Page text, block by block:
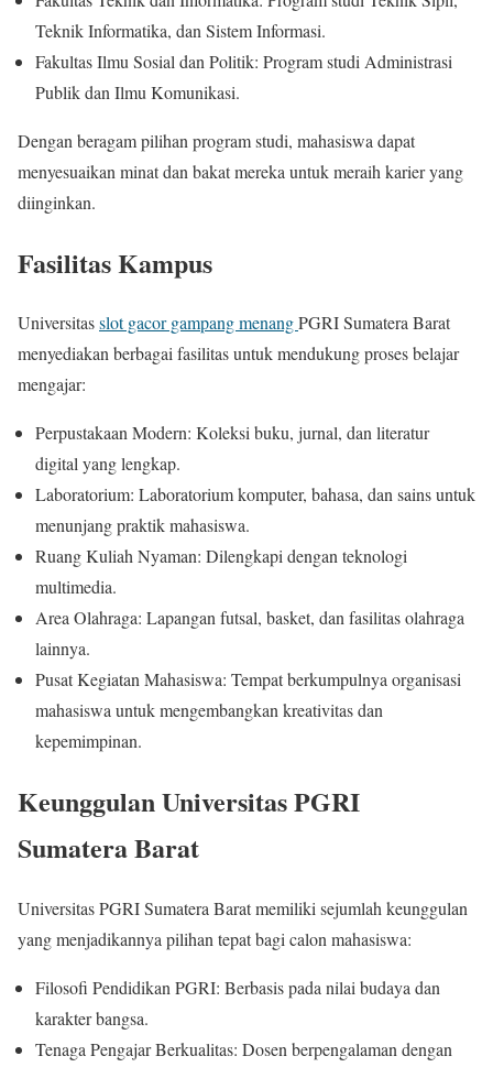
Teknik Informatika, dan Sistem Informasi.
Fakultas Ilmu Sosial dan Politik: Program studi Administrasi
Publik dan Ilmu Komunikasi.
Dengan beragam pilihan program studi, mahasiswa dapat
menyesuaikan minat dan bakat mereka untuk meraih karier yang
diinginkan.
Fasilitas Kampus
Universitasslot gacor gampang menangPGRI Sumatera Barat
menyediakan berbagai fasilitas untuk mendukung proses belajar
mengajar:
Perpustakaan Modern: Koleksi buku, jurnal, dan literatur
digital yang lengkap.
Laboratorium: Laboratorium komputer, bahasa, dan sains untuk
menunjang praktik mahasiswa.
Ruang Kuliah Nyaman: Dilengkapi dengan teknologi
multimedia.
Area Olahraga: Lapangan futsal, basket, dan fasilitas olahraga
lainnya.
Pusat Kegiatan Mahasiswa: Tempat berkumpulnya organisasi
mahasiswa untuk mengembangkan kreativitas dan
kepemimpinan.
Keunggulan Universitas PGRI
Sumatera Barat
Universitas PGRI Sumatera Barat memiliki sejumlah keunggulan
yang menjadikannya pilihan tepat bagi calon mahasiswa:
Filosofi Pendidikan PGRI: Berbasis pada nilai budaya dan
karakter bangsa.
Tenaga Pengajar Berkualitas: Dosen berpengalaman dengan